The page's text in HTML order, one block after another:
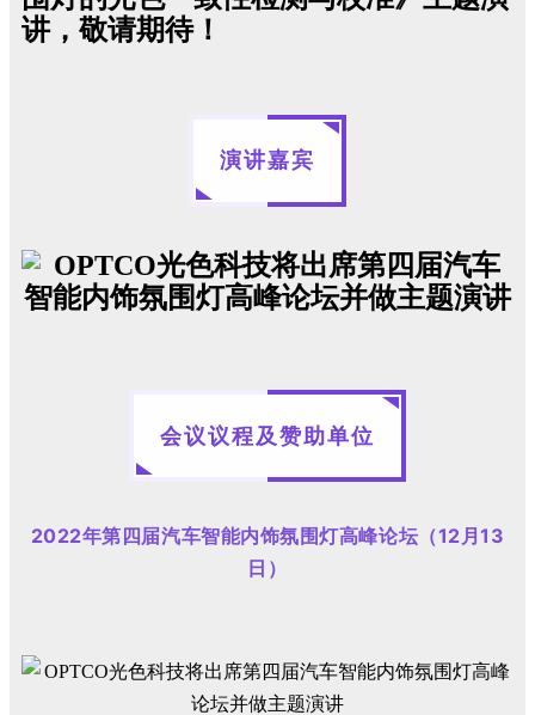
讲，敬请期待！
演讲嘉宾
会议议程及赞助单位
2022年第四届汽车智能内饰氛围灯高峰论坛（12月13
日）